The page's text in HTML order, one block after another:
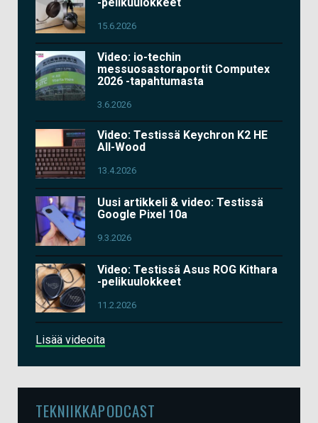
15.6.2026
Video: io-techin
messuosastoraportit Computex
2026 -tapahtumasta
3.6.2026
Video: Testissä Keychron K2 HE
All-Wood
13.4.2026
Uusi artikkeli & video: Testissä
Google Pixel 10a
9.3.2026
Video: Testissä Asus ROG Kithara
-pelikuulokkeet
11.2.2026
Lisää videoita
TEKNIIKKAPODCAST